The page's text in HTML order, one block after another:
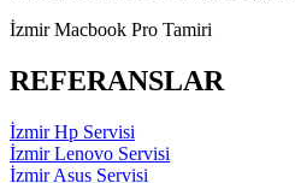
İzmir Macbook Pro Tamiri
REFERANSLAR
İzmir Hp Servisi
İzmir Lenovo Servisi
İzmir Asus Servisi